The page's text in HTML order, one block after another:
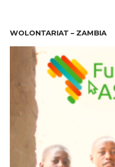
WOLONTARIAT – ZAMBIA